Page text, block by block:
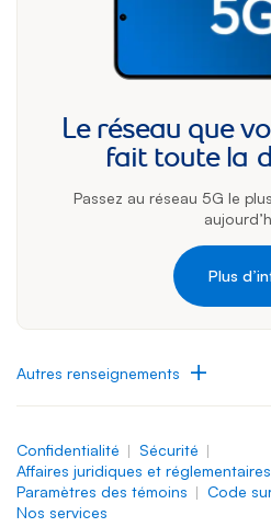
Le réseau que
fait toute la
Passez au réseau 5G le
Plus
Autres renseignements
Confidentialité
Sécurité
Affaires juridiques et réglementaires
paramètres des témoins
Code
Nos services